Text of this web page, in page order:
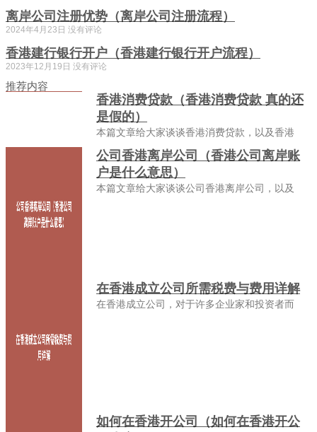
离岸公司注册优势（离岸公司注册流程）
2024年4月23日 没有评论
香港建行银行开户（香港建行银行开户流程）
2023年12月19日 没有评论
推荐内容
香港消费贷款（香港消费贷款 真的还
是假的）
本篇文章给大家谈谈香港消费贷款，以及香港
公司香港离岸公司（香港公司离岸账
户是什么意思）
本篇文章给大家谈谈公司香港离岸公司，以及
在香港成立公司所需税费与费用详解
在香港成立公司，对于许多企业家和投资者而
如何在香港开公司（如何在香港开公